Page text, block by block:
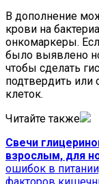
В дополнение
крови на
онкомаркеры.
было выявлено
чтобы сделать
подтвердить или
клеток.
Читайте также
Свечи
взрослым, для
ошибок в